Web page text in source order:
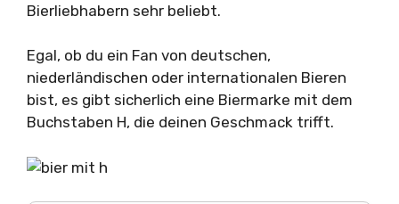
Bierliebhabern sehr beliebt.
Egal, ob du ein Fan von deutschen,
niederländischen oder internationalen Bieren
bist, es gibt sicherlich eine Biermarke mit dem
Buchstaben H, die deinen Geschmack trifft.